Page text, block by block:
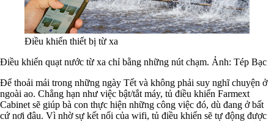
Điều khiển thiết bị từ xa
Điều khiển quạt nước từ xa chỉ bằng những nút chạm. Ảnh: Tép Bạc
Để thoải mái trong những ngày Tết và không phải suy nghĩ chuyện ở
ngoài ao. Chẳng hạn như việc bật/tắt máy, tủ điều khiển Farmext
Cabinet sẽ giúp bà con thực hiện những công việc đó, dù đang ở bất
cứ nơi đâu. Vì nhờ sự kết nối của wifi, tủ điều khiển sẽ tự động được